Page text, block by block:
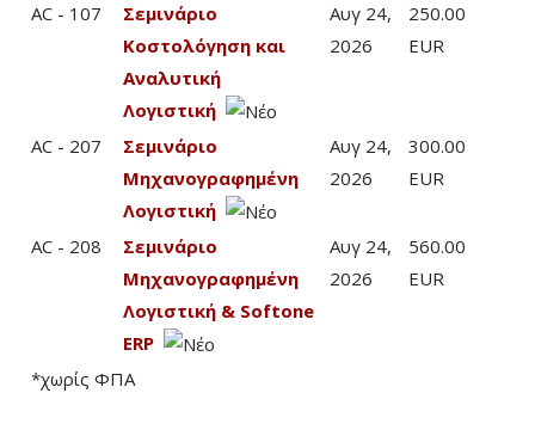
AC - 107
Σεμινάριο
Κοστολόγηση και
Αναλυτική
Λογιστική
Αυγ 24,
2026
250.00
EUR
AC - 207
Σεμινάριο
Μηχανογραφημένη
Λογιστική
Αυγ 24,
2026
300.00
EUR
AC - 208
Σεμινάριο
Μηχανογραφημένη
Λογιστική & Softone
ERP
Αυγ 24,
2026
560.00
EUR
*χωρίς ΦΠΑ